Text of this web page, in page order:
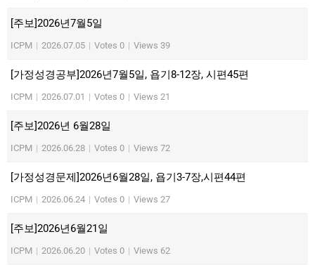
[주보]2026년7월5일
ICPM | 2026.07.05 | Votes 0 | Views 39
[가정성경공부]2026년7월5일, 욥기8-12장, 시편45편
ICPM | 2026.07.01 | Votes 0 | Views 21
[주보]2026년 6월28일
ICPM | 2026.06.28 | Votes 0 | Views 72
[가정성경문제]2026년6월28일, 욥기3-7장,시편44편
ICPM | 2026.06.24 | Votes 0 | Views 27
[주보]2026년6월21일
ICPM | 2026.06.20 | Votes 0 | Views 62